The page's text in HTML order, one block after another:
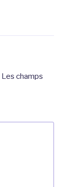
Les champs